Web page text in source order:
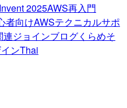
2025AWS再入門
者向けAWSテクニカルサポ
連ジョインブログくらめそ
ンThai